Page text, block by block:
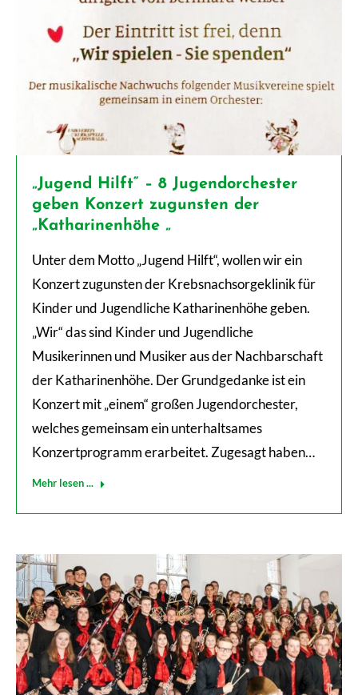
„Jugend Hilft“ – 8 Jugendorchester
geben Konzert zugunsten der
„Katharinenhöhe „
Unter dem Motto „Jugend Hilft“, wollen wir ein
Konzert zugunsten der Krebsnachsorgeklinik für
Kinder und Jugendliche Katharinenhöhe geben.
„Wir“ das sind Kinder und Jugendliche
Musikerinnen und Musiker aus der Nachbarschaft
der Katharinenhöhe. Der Grundgedanke ist ein
Konzert mit „einem“ großen Jugendorchester,
welches gemeinsam ein unterhaltsames
Konzertprogramm erarbeitet. Zugesagt haben…
Mehr lesen ...